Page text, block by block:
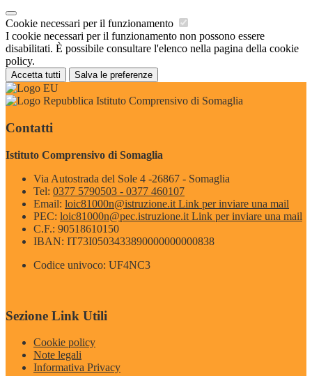
Cookie necessari per il funzionamento
I cookie necessari per il funzionamento non possono essere
disabilitati. È possibile consultare l'elenco nella pagina della cookie
policy.
Accetta tutti Salva le preferenze
Istituto Comprensivo di Somaglia
Contatti
Istituto Comprensivo di Somaglia
Via Autostrada del Sole 4 -26867 - Somaglia
Tel: 0377 5790503 - 0377 460107
Email: loic81000n@istruzione.it Link per inviare una mail
PEC: loic81000n@pec.istruzione.it Link per inviare una mail
C.F.: 90518610150
IBAN: IT73I0503433890000000000838
Codice univoco: UF4NC3
Sezione Link Utili
Cookie policy
Note legali
Informativa Privacy